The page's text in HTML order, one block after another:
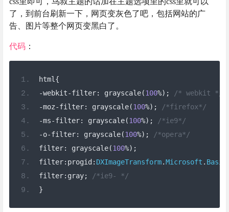
了，到前台刷新一下，网页变灰色了吧，包括网站的广
告、图片等整个网页变黑白了。
代码 ：
html {
-webkit-filter: grayscale(100%);
/* webkit */
-moz-filter: grayscale(100%);
/*firefox*/
-ms-filter: grayscale(100%);
/*ie9*/
-o-filter: grayscale(100%);
/*opera*/
filter: grayscale(100%);
filter: progid : DXImageTransform.Microsoft .
filter: gray;
/*ie9- */
}